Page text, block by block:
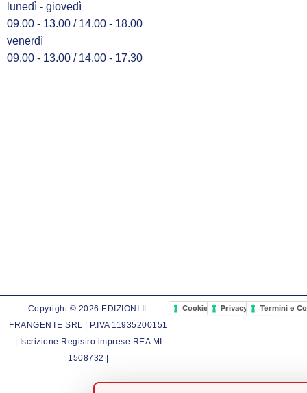
lunedì - giovedì
09.00 - 13.00 / 14.00 - 18.00
venerdì
09.00 - 13.00 / 14.00 - 17.30
Copyright © 2026 EDIZIONI IL
FRANGENTE SRL | P.IVA 11935200151
| Iscrizione Registro imprese REA MI
1508732 |
Cookie PolicyPrivacy PolicyTermini e